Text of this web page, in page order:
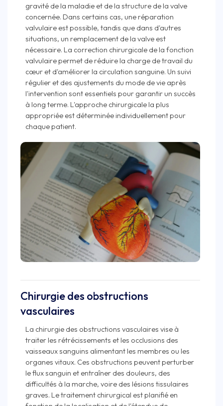
gravité de la maladie et de la structure de la valve
concernée. Dans certains cas, une réparation
valvulaire est possible, tandis que dans d'autres
situations, un remplacement de la valve est
nécessaire. La correction chirurgicale de la fonction
valvulaire permet de réduire la charge de travail du
cœur et d'améliorer la circulation sanguine. Un suivi
régulier et des ajustements du mode de vie après
l'intervention sont essentiels pour garantir un succès
à long terme. L'approche chirurgicale la plus
appropriée est déterminée individuellement pour
chaque patient.
Chirurgie des obstructions
vasculaires
La chirurgie des obstructions vasculaires vise à
traiter les rétrécissements et les occlusions des
vaisseaux sanguins alimentant les membres ou les
organes vitaux. Ces obstructions peuvent perturber
le flux sanguin et entraîner des douleurs, des
difficultés à la marche, voire des lésions tissulaires
graves. Le traitement chirurgical est planifié en